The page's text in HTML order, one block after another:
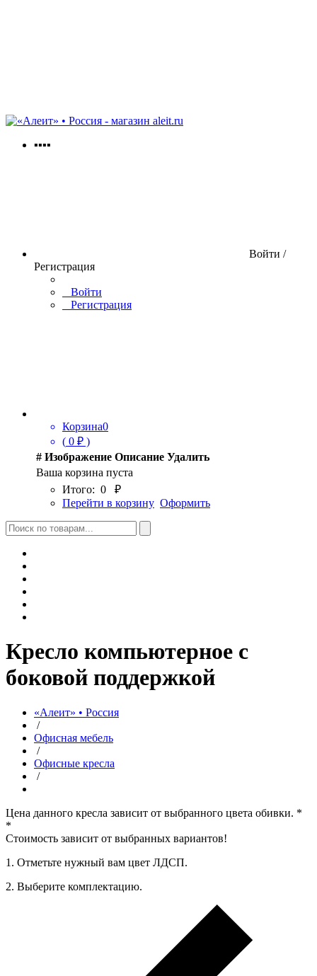
aleit.ru
▪▪▪▪
Войти /
Регистрация
Войти
Регистрация
Корзина0
( 0 ₽ )
# Изображение Описание Удалить
Ваша корзина пуста
Итого: 0
₽
Перейти в корзину Оформить
Кресло компьютерное с
боковой поддержкой
«Алеит» • Россия
/
Офисная мебель
/
Офисные кресла
/
Цена данного кресла зависит от выбранного цвета обивки. *
*
Стоимость зависит от выбранных вариантов!
1. Oтметьте нужный вам цвет ЛДСП.
2. Выберите комплектацию.